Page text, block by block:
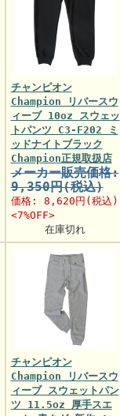
チャンピオン
Champion リバースウ
ィーブ 10oz スウェッ
トパンツ C3-F202 ミ
ッドナイトブラック
Champion正規取扱店
メーカー販売価格:
9,350円(税込)
価格: 8,620円 (税込)
<7%OFF>
在庫切れ
チャンピオン
Champion リバースウ
ィーブ スウェットパン
ツ 11.5oz 厚手スエ